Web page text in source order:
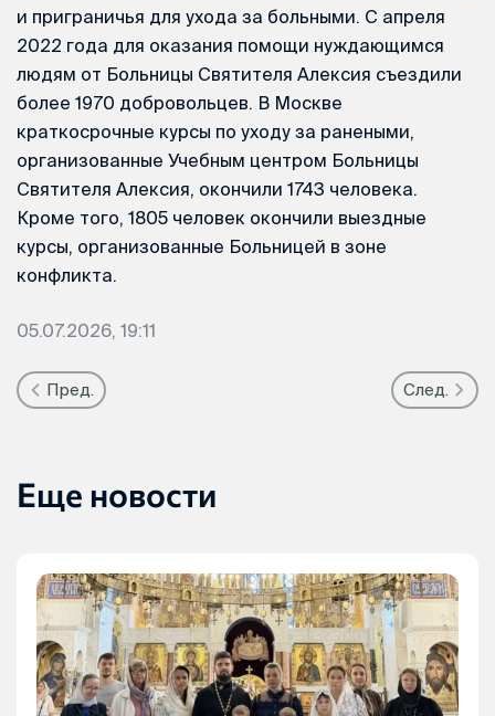
и приграничья для ухода за больными. С апреля
2022 года для оказания помощи нуждающимся
людям от Больницы Святителя Алексия съездили
более 1970 добровольцев. В Москве
краткосрочные курсы по уходу за ранеными,
организованные Учебным центром Больницы
Святителя Алексия, окончили 1743 человека.
Кроме того, 1805 человек окончили выездные
курсы, организованные Больницей в зоне
конфликта.
05.07.2026, 19:11
Пред. След.
Еще новости